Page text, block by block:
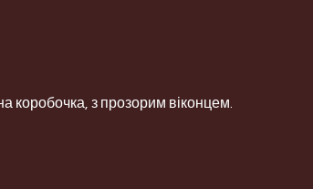
коробочка, з прозорим віконцем.